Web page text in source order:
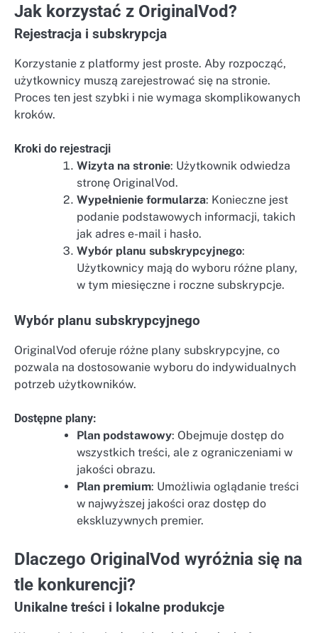
Jak korzystać z OriginalVod?
Rejestracja i subskrypcja
Korzystanie z platformy jest proste. Aby rozpocząć,
użytkownicy muszą zarejestrować się na stronie.
Proces ten jest szybki i nie wymaga skomplikowanych
kroków.
Kroki do rejestracji
Wizyta na stronie: Użytkownik odwiedza
stronę OriginalVod.
Wypełnienie formularza: Konieczne jest
podanie podstawowych informacji, takich
jak adres e-mail i hasło.
Wybór planu subskrypcyjnego:
Użytkownicy mają do wyboru różne plany,
w tym miesięczne i roczne subskrypcje.
Wybór planu subskrypcyjnego
OriginalVod oferuje różne plany subskrypcyjne, co
pozwala na dostosowanie wyboru do indywidualnych
potrzeb użytkowników.
Dostępne plany:
Plan podstawowy: Obejmuje dostęp do
wszystkich treści, ale z ograniczeniami w
jakości obrazu.
Plan premium: Umożliwia oglądanie treści
w najwyższej jakości oraz dostęp do
ekskluzywnych premier.
Dlaczego OriginalVod wyróżnia się na
tle konkurencji?
Unikalne treści i lokalne produkcje